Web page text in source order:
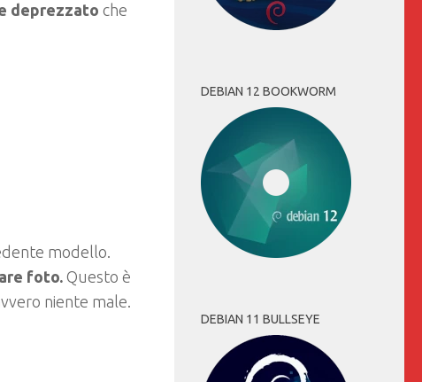
deprezzato che
modello.
foto. Questo è
niente male.
DEBIAN 12 BOOKWORM
DEBIAN 11 BULLSEYE